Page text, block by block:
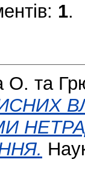
1.
О. та